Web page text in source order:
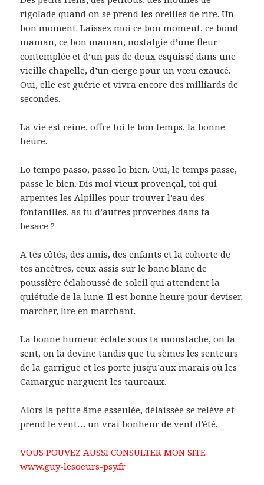
rigolade quand on se prend les oreilles de rire. Un
bon moment. Laissez moi ce bon moment, ce bond
maman, ce bon maman, nostalgie d’une fleur
contemplée et d’un pas de deux esquissé dans une
vieille chapelle, d’un cierge pour un vœu exaucé.
Oui, elle est guérie et vivra encore des milliards de
secondes.
La vie est reine, offre toi le bon temps, la bonne
heure.
Lo tempo passo, passo lo bien. Oui, le temps passe,
passe le bien. Dis moi vieux provençal, toi qui
arpentes les Alpilles pour trouver l’eau des
fontanilles, as tu d’autres proverbes dans ta
besace ?
A tes côtés, des amis, des enfants et la cohorte de
tes ancêtres, ceux assis sur le banc blanc de
poussière éclaboussé de soleil qui attendent la
quiétude de la lune. Il est bonne heure pour deviser,
marcher, lire en marchant.
La bonne humeur éclate sous ta moustache, on la
sent, on la devine tandis que tu sèmes les senteurs
de la garrigue et les porte jusqu’aux marais où les
Camargue narguent les taureaux.
Alors la petite âme esseulée, délaissée se relève et
prend le vent… un vrai bonheur de vent d’été.
VOUS POUVEZ AUSSI CONSULTER MON SITE
www.guy-lesoeurs-psy.fr